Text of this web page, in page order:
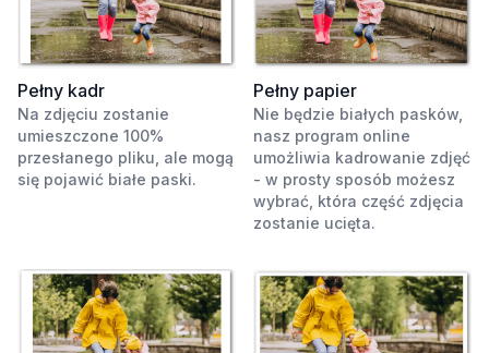
Pełny kadr
Na zdjęciu zostanie
umieszczone 100%
przesłanego pliku, ale mogą
się pojawić białe paski.
Pełny papier
Nie będzie białych pasków,
nasz program online
umożliwia kadrowanie zdjęć
- w prosty sposób możesz
wybrać, która część zdjęcia
zostanie ucięta.